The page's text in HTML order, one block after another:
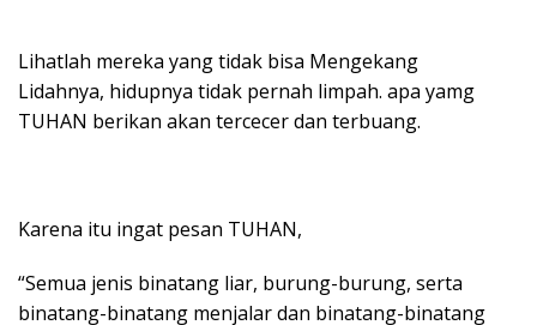
Lihatlah mereka yang tidak bisa Mengekang
Lidahnya, hidupnya tidak pernah limpah. apa yamg
TUHAN berikan akan tercecer dan terbuang.
Karena itu ingat pesan TUHAN,
“Semua jenis binatang liar, burung-burung, serta
binatang-binatang menjalar dan binatang-binatang